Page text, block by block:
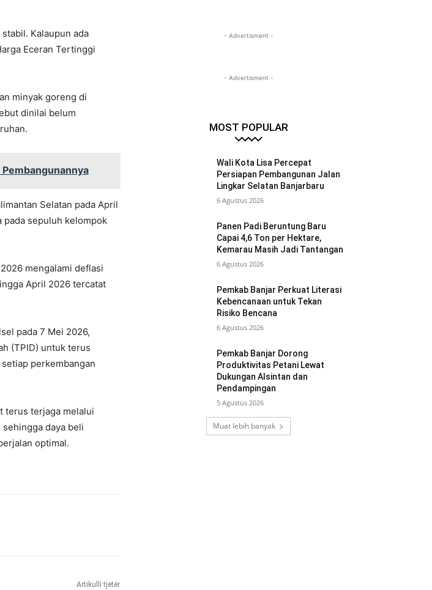
Kalaupun ada
Eceran Tertinggi
minyak goreng di
dinilai belum
Pembangunannya
Selatan pada April
sepuluh kelompok
mengalami deflasi
April 2026 tercatat
pada 7 Mei 2026,
(TPID) untuk terus
perkembangan
terus terjaga melalui
daya beli
optimal.
Artikulli tjetër
- Advertisment -
- Advertisment -
MOST POPULAR
Wali Kota Lisa Percepat
Persiapan Pembangunan Jalan
Lingkar Selatan Banjarbaru
6 Agustus 2026
Panen Padi Beruntung Baru
Capai 4,6 Ton per Hektare,
Kemarau Masih Jadi Tantangan
6 Agustus 2026
Pemkab Banjar Perkuat Literasi
Kebencanaan untuk Tekan
Risiko Bencana
6 Agustus 2026
Pemkab Banjar Dorong
Produktivitas Petani Lewat
Dukungan Alsintan dan
Pendampingan
5 Agustus 2026
Muat lebih banyak